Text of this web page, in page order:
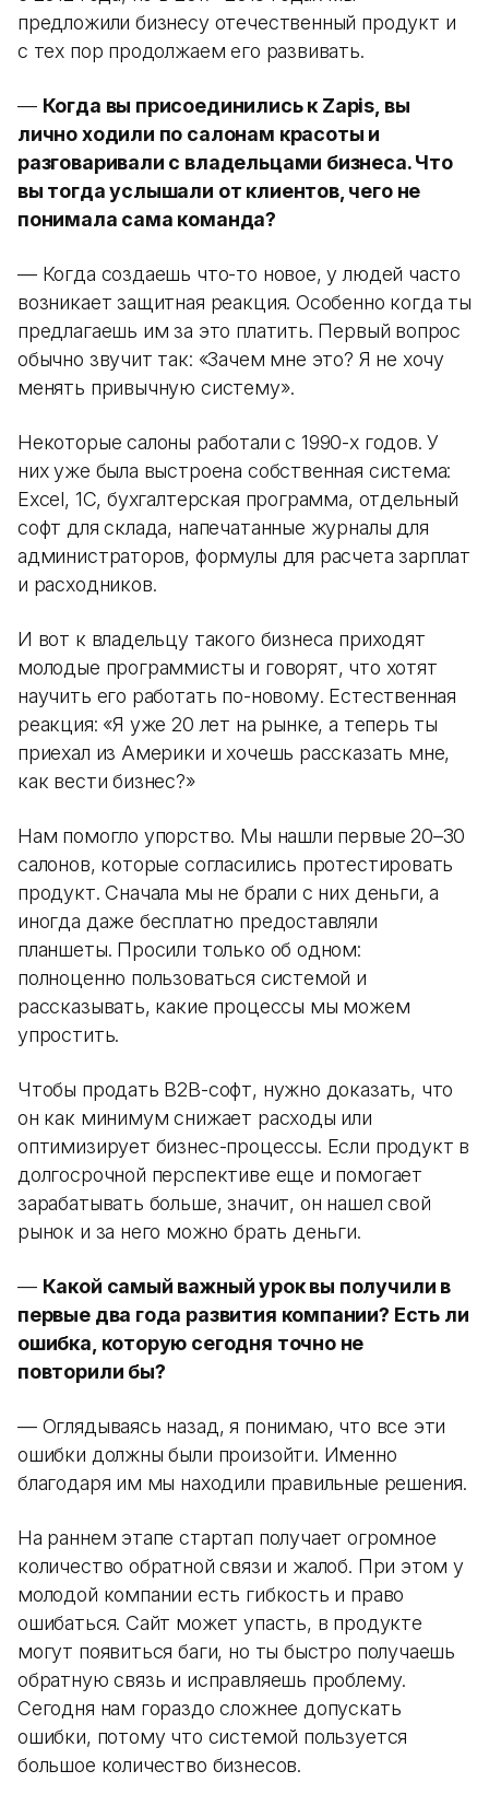
предложили бизнесу отечественный продукт и
с тех пор продолжаем его развивать.
— Когда вы присоединились к Zapis, вы
лично ходили по салонам красоты и
разговаривали с владельцами бизнеса. Что
вы тогда услышали от клиентов, чего не
понимала сама команда?
— Когда создаешь что-то новое, у людей часто
возникает защитная реакция. Особенно когда ты
предлагаешь им за это платить. Первый вопрос
обычно звучит так: «Зачем мне это? Я не хочу
менять привычную систему».
Некоторые салоны работали с 1990-х годов. У
них уже была выстроена собственная система:
Excel, 1С, бухгалтерская программа, отдельный
софт для склада, напечатанные журналы для
администраторов, формулы для расчета зарплат
и расходников.
И вот к владельцу такого бизнеса приходят
молодые программисты и говорят, что хотят
научить его работать по-новому. Естественная
реакция: «Я уже 20 лет на рынке, а теперь ты
приехал из Америки и хочешь рассказать мне,
как вести бизнес?»
Нам помогло упорство. Мы нашли первые 20–30
салонов, которые согласились протестировать
продукт. Сначала мы не брали с них деньги, а
иногда даже бесплатно предоставляли
планшеты. Просили только об одном:
полноценно пользоваться системой и
рассказывать, какие процессы мы можем
упростить.
Чтобы продать B2B-софт, нужно доказать, что
он как минимум снижает расходы или
оптимизирует бизнес-процессы. Если продукт в
долгосрочной перспективе еще и помогает
зарабатывать больше, значит, он нашел свой
рынок и за него можно брать деньги.
— Какой самый важный урок вы получили в
первые два года развития компании? Есть ли
ошибка, которую сегодня точно не
повторили бы?
— Оглядываясь назад, я понимаю, что все эти
ошибки должны были произойти. Именно
благодаря им мы находили правильные решения.
На раннем этапе стартап получает огромное
количество обратной связи и жалоб. При этом у
молодой компании есть гибкость и право
ошибаться. Сайт может упасть, в продукте
могут появиться баги, но ты быстро получаешь
обратную связь и исправляешь проблему.
Сегодня нам гораздо сложнее допускать
ошибки, потому что системой пользуется
большое количество бизнесов.